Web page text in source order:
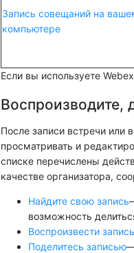
Запись совещаний на
компьютере
Если вы используете
Воспроизводите,
После записи встречи или
просматривать и
списке перечислены
качестве организатора,
Найдите свою запись
возможность
Воспроизвести запись
Поделитесь записью—